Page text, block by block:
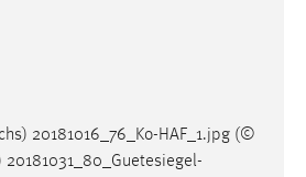
20181016_76_Ko-HAF_1.jpg (©